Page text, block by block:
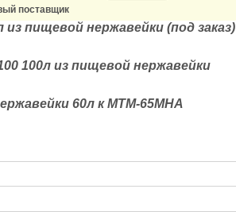
поставщик
из пищевой нержавейки (под заказ)
100л из пищевой нержавейки
60л к МТМ-65МНА